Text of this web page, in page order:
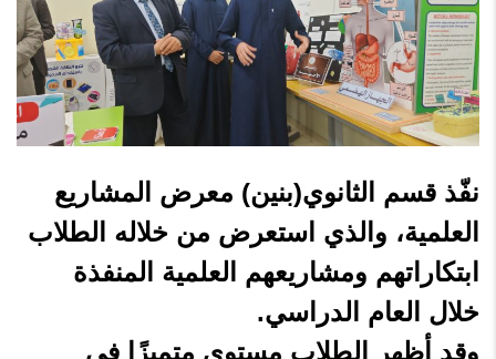
نفّذ قسم الثانوي(بنين) معرض المشاريع
العلمية، والذي استعرض من خلاله الطلاب
ابتكاراتهم ومشاريعهم العلمية المنفذة
خلال العام الدراسي.
وقد أظهر الطلاب مستوى متميزًا في